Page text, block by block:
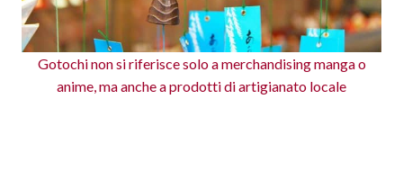
Gotochi non si riferisce solo a merchandising manga o
anime, ma anche a prodotti di artigianato locale